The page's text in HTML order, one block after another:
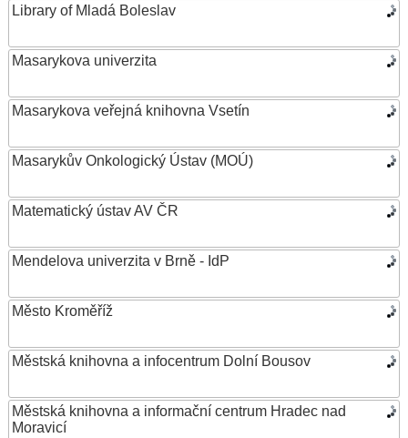
Library of Mladá Boleslav
Masarykova univerzita
Masarykova veřejná knihovna Vsetín
Masarykův Onkologický Ústav (MOÚ)
Matematický ústav AV ČR
Mendelova univerzita v Brně - IdP
Město Kroměříž
Městská knihovna a infocentrum Dolní Bousov
Městská knihovna a informační centrum Hradec nad
Moravicí